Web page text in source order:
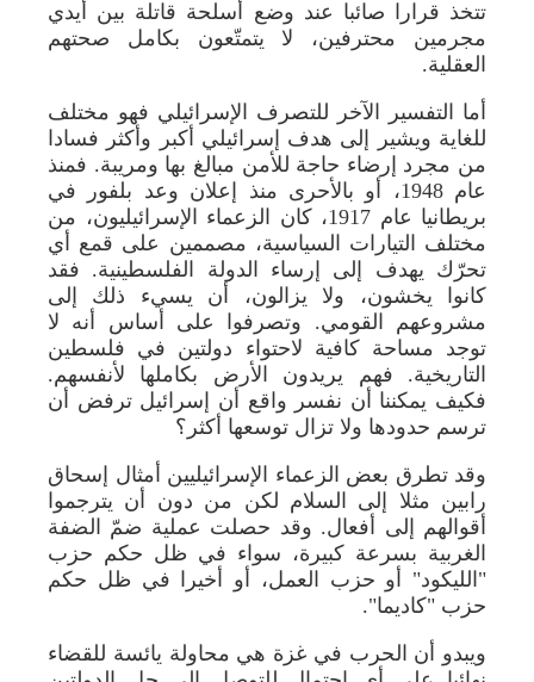
تتخذ قرارا صائبا عند وضع أسلحة قاتلة بين أيدي
مجرمين محترفين، لا يتمتّعون بكامل صحتهم
العقلية.
أما التفسير الآخر للتصرف الإسرائيلي فهو مختلف
للغاية ويشير إلى هدف إسرائيلي أكبر وأكثر فسادا
من مجرد إرضاء حاجة للأمن مبالغ بها ومريبة. فمنذ
عام 1948، أو بالأحرى منذ إعلان وعد بلفور في
بريطانيا عام 1917، كان الزعماء الإسرائيليون، من
مختلف التيارات السياسية، مصممين على قمع أي
تحرّك يهدف إلى إرساء الدولة الفلسطينية. فقد
كانوا يخشون، ولا يزالون، أن يسيء ذلك إلى
مشروعهم القومي. وتصرفوا على أساس أنه لا
توجد مساحة كافية لاحتواء دولتين في فلسطين
التاريخية. فهم يريدون الأرض بكاملها لأنفسهم.
فكيف يمكننا أن نفسر واقع أن إسرائيل ترفض أن
ترسم حدودها ولا تزال توسعها أكثر؟
وقد تطرق بعض الزعماء الإسرائيليين أمثال إسحاق
رابين مثلا إلى السلام لكن من دون أن يترجموا
أقوالهم إلى أفعال. وقد حصلت عملية ضمّ الضفة
الغربية بسرعة كبيرة، سواء في ظل حكم حزب
"الليكود" أو حزب العمل، أو أخيرا في ظل حكم
حزب "كاديما".
ويبدو أن الحرب في غزة هي محاولة يائسة للقضاء